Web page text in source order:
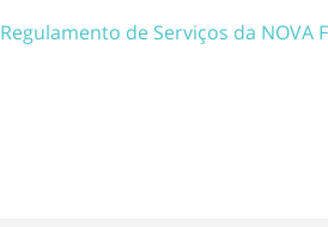
Regulamento de Serviços da NOVA